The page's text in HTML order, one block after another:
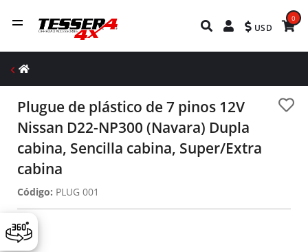
USD
0
Plugue de plástico de 7 pinos 12V
Nissan D22-NP300 (Navara) Dupla
cabina, Sencilla cabina, Super/Extra
cabina
Código: PLUG 001